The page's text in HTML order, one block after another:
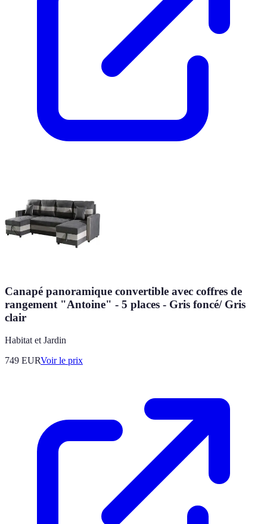
Canapé panoramique convertible avec coffres de
rangement "Antoine" - 5 places - Gris foncé/ Gris
clair
Habitat et Jardin
749 EURVoir le prix